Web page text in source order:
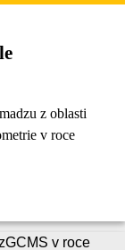
z oblasti
v roce